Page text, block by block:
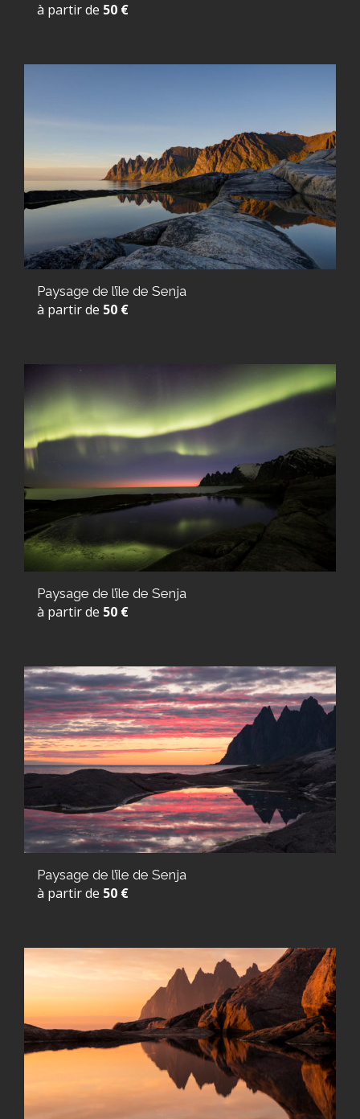
à partir de 50 €
Paysage de l’île de Senja
à partir de 50 €
Paysage de l’île de Senja
à partir de 50 €
Paysage de l’île de Senja
à partir de 50 €